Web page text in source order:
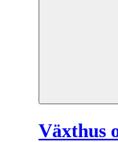
Växthus